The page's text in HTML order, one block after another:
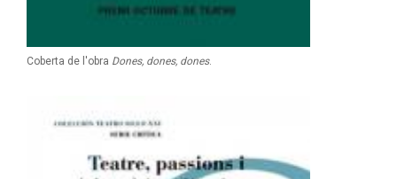
Coberta de l'obra Dones, dones, dones.